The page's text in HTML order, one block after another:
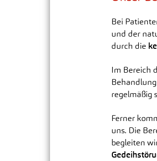
Bei
und der
durch die
Im Bereich
regelmäßig
Ferner
uns. Die
begleiten